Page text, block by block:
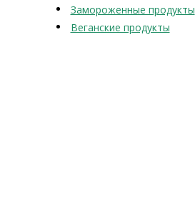
Замороженные продукты
Веганские продукты